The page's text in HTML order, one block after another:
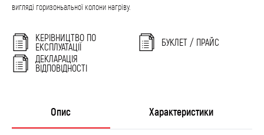
вигляді горизоньальної колони нагріву.
КЕРІВНИЦТВО ПО
ЕКСПЛУАТАЦІЇ
БУКЛЕТ / ПРАЙС
ДЕКЛАРАЦІЯ
ВІДПОВІДНОСТІ
Опис Характеристики